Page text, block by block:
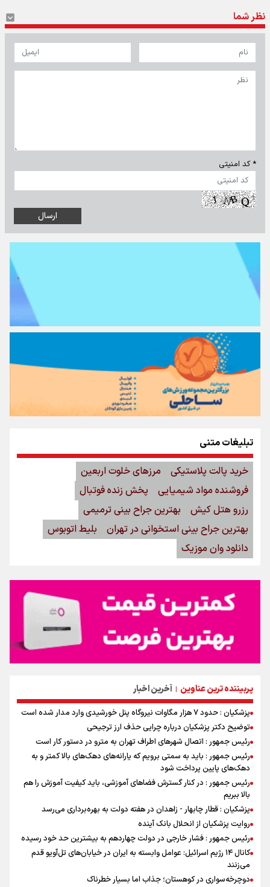
نظر شما
* کد امنیتی
پربیننده ترین عناوین | آخرین اخبار
پزشکیان : حدود ۷ هزار مگاوات نیروگاه پنل خورشیدی وارد مدار شده است
توضیح دکتر پزشکیان درباره چرایی حذف ارز ترجیحی
رئیس جمهور : اتصال شهرهای اطراف تهران به مترو در دستور کار است
رئیس جمهور : باید به سمتی برویم که یارانه‌های دهک‌های بالا کمتر و به
دهک‌های پایین پرداخت شود
رئیس جمهور : در کنار گسترش فضاهای آموزشی، باید کیفیت آموزش را هم
بالا ببریم
پزشکیان : قطار چابهار - زاهدان در هفته دولت به بهره‌برداری می‌رسد
روایت پزشکیان از انحلال بانک آینده
رئیس جمهور : فشار خارجی در دولت چهاردهم به بیشترین حد خود رسیده
کانال ۱۴ رژیم اسرائیل: عوامل وابسته به ایران در خیابان‌های تل‌آویو قدم
می‌زنند
دوچرخه‌سواری در کوهستان؛ جذاب اما بسیار خطرناک
تبلیغات متنی
خرید پالت پلاستیکی
مرزهای خلوت اربعین
فروشنده مواد شیمیایی
پخش زنده فوتبال
رزرو هتل کیش
بهترین جراح بینی ترمیمی
بهترین جراح بینی استخوانی در تهران
بلیط اتوبوس
دانلود وان موزیک